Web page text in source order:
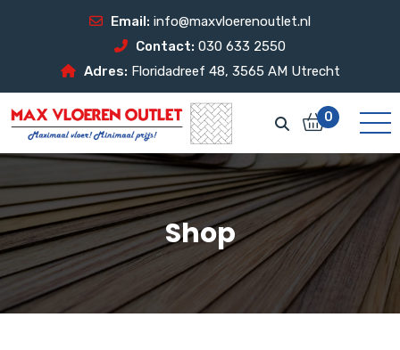
Email: info@maxvloerenoutlet.nl
Contact: 030 633 2550
Adres: Floridadreef 48, 3565 AM Utrecht
0
Shop